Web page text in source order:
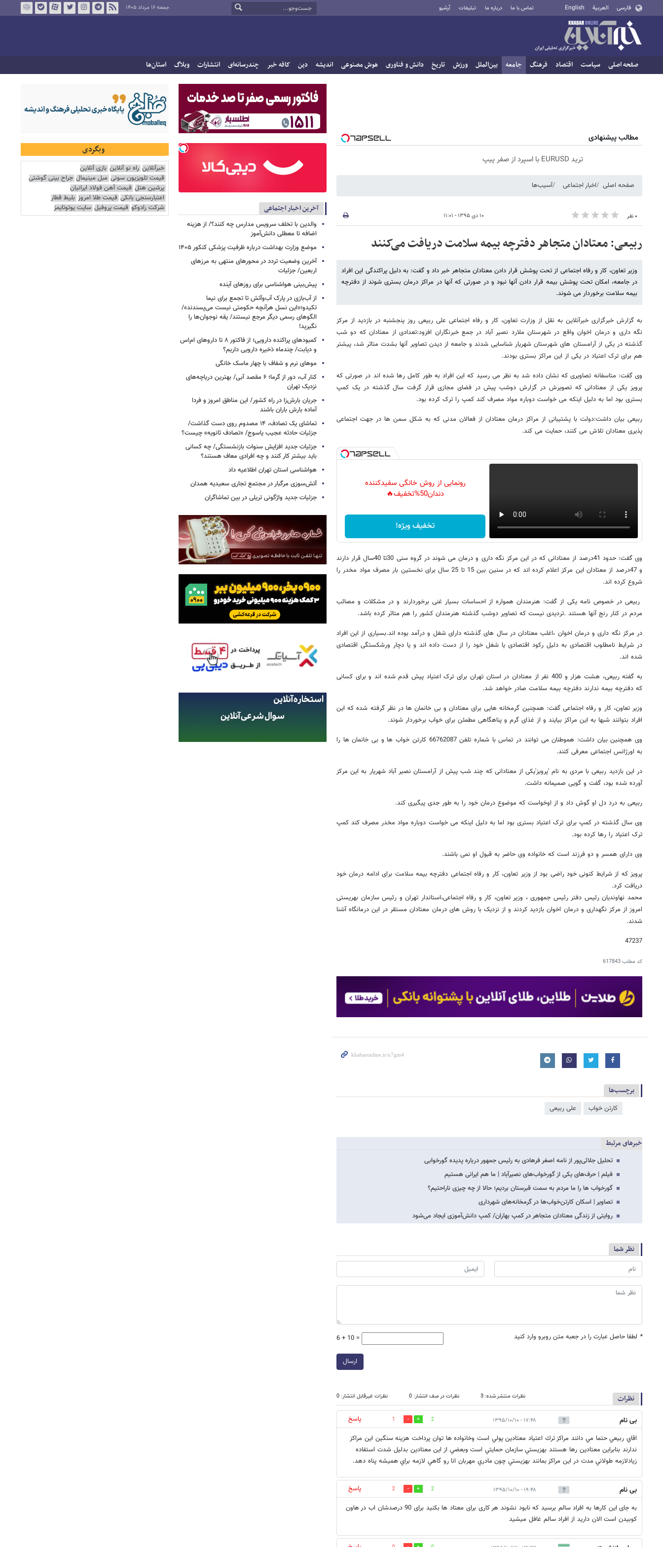
فارسی العربية English تماس با ما درباره ما تبلیغات آرشیو جمعه ۱۶ مرداد ۱۴۰۵
صفحه اصلی سیاست اقتصاد فرهنگ جامعه بین‌الملل ورزش تاریخ دانش و فناوری هوش مصنوعی اندیشه دین کافه خبر چندرسانه‌ای انتشارات وبلاگ استان‌ها
مطالب پیشنهادی
ترید EURUSD با اسپرد از صفر پیپ
صفحه اصلی اخبار اجتماعی آسیب‌ها
۰ نفر ۱۰ دی ۱۳۹۵ - ۱۱:۰۱
ربیعی: معتادان متجاهر دفترچه بیمه سلامت دریافت می‌کنند
وزیر تعاون، کار و رفاه اجتماعی از تحت پوشش قرار دادن معتادان متجاهر خبر داد و گفت: به دلیل پراکندگی این افراد
در جامعه، امکان تحت پوشش بیمه قرار دادن آنها نبود و در صورتی که آنها در مراکز درمان بستری شوند از دفترچه
بیمه سلامت برخوردار می شوند.
به گزارش خبرگزاری خبرآنلاین به نقل از وزارت تعاون، کار و رفاه اجتماعی علی ربیعی روز پنجشنبه در بازدید از مرکز
نگه داری و درمان اخوان واقع در شهرستان ملارد نصیر آباد در جمع خبرنگاران افزود:تعدادی از معتادان که دو شب
گذشته در یکی از آرامستان های شهرستان شهریار شناسایی شدند و جامعه از دیدن تصاویر آنها بشدت متاثر شد، پیشتر
هم برای ترک اعتیاد در یکی از این مراکز بستری بودند.
وی گفت: متاسفانه تصاویری که نشان داده شد به نظر می رسید که این افراد به طور کامل رها شده اند در صورتی که
پرویز یکی از معتادانی که تصویرش در گزارش دوشب پیش در فضای مجازی قرار گرفت سال گذشته در یک کمپ
بستری بود اما به دلیل اینکه می خواست دوباره مواد مصرف کند کمپ را ترک کرده بود.
ربیعی بیان داشت:دولت با پشتیبانی از مراکز درمان معتادان از فعالان مدنی که به شکل سمن ها در جهت اجتماعی
پذیری معتادان تلاش می کنند، حمایت می کند.
رونمایی از روش خانگی سفیدکننده
دندان50%تخفیف🔥
تخفیف ویژه!
وی گفت: حدود 41درصد از معتادانی که در این مرکز نگه داری و درمان می شوند در گروه سنی 30تا 40سال قرار دارند
و 47درصد از معتادان این مرکز اعلام کرده اند که در سنین بین 15 تا 25 سال برای نخستین بار مصرف مواد مخدر را
شروع کرده اند.
ربیعی در خصوص نامه یکی از گفت: هنرمندان همواره از احساسات بسیار غنی برخوردارند و در مشکلات و مصائب
مردم در کنار رنج آنها هستند .تردیدی نیست که تصاویر دوشب گذشته هنرمندان کشور را هم متاثر کرده باشد.
در مرکز نگه داری و درمان اخوان ،اغلب معتادان در سال های گذشته دارای شغل و درآمد بوده اند.بسیاری از این افراد
در شرایط نامطلوب اقتصادی به دلیل رکود اقتصادی یا شغل خود را از دست داده اند و یا دچار ورشکستگی اقتصادی
شده اند.
به گفته ربیعی، هشت هزار و 400 نفر از معتادان در استان تهران برای ترک اعتیاد پیش قدم شده اند و برای کسانی
که دفترچه بیمه ندارند دفترچه بیمه سلامت صادر خواهد شد.
وزیر تعاون، کار و رفاه اجتماعی گفت: همچنین گرمخانه هایی برای معتادان و بی خانمان ها در نظر گرفته شده که این
افراد بتوانند شبها به این مراکز بیایند و از غذای گرم و پناهگاهی مطمئن برای خواب برخوردار شوند.
وی همچنین بیان داشت: هموطنان می توانند در تماس با شماره تلفن 66762087 کارتن خواب ها و بی خانمان ها را
به اورژانس اجتماعی معرفی کنند.
در این بازدید ربیعی با مردی به نام 'پرویز'یکی از معتادانی که چند شب پیش از آرامستان نصیر آباد شهریار به این مرکز
آورده شده بود، گفت و گویی صمیمانه داشت.
ربیعی به درد دل او گوش داد و از اوخواست که موضوع درمان خود را به طور جدی پیگیری کند.
وی سال گذشته در کمپ برای ترک اعتیاد بستری بود اما به دلیل اینکه می خواست دوباره مواد مخدر مصرف کند کمپ
ترک اعتیاد را رها کرده بود.
وی دارای همسر و دو فرزند است که خانواده وی حاضر به قبول او نمی باشند.
پرویز که از شرایط کنونی خود راضی بود از وزیر تعاون، کار و رفاه اجتماعی دفترچه بیمه سلامت برای ادامه درمان خود
دریافت کرد.
محمد نهاوندیان رئیس دفتر رئیس جمهوری ، وزیر تعاون، کار و رفاه اجتماعی،استاندار تهران و رئیس سازمان بهریستی
امروز از مرکز نگهداری و درمان اخوان بازدید کردند و از نزدیک با روش های درمان معتادان مستقر در این درمانگاه آشنا
شدند.
47237
کد مطلب617843
برچسب‌ها
کارتن خواب علی ربیعی
خبرهای مرتبط
تحلیل جلائی‌پور از نامه اصغر فرهادی به رئیس جمهور درباره پدیده گورخوابی
فیلم | حرف‌های یکی از گورخواب‌هاى نصیرآباد | ما هم ایرانی هستیم
گورخواب ها را ما مردم به سمت قبرستان بردیم؛ حالا از چه چیزی ناراحتیم؟
تصاویر | اسکان کارتن‌خواب‌ها در گرمخانه‌های شهرداری
روایتی از زندگی معتادان متجاهر در کمپ بهاران/ کمپ دانش‌آموزی ایجاد می‌شود
نظر شما
* لطفا حاصل عبارت را در جعبه متن روبرو وارد کنید 6 + 10 =
ارسال
نظرات نظرات منتشر شده: 3 نظرات در صف انتشار: 0 نظرات غیرقابل انتشار: 0
بی نام ۱۷:۴۸ - ۱۳۹۵/۱۰/۱۰ 2
1
پاسخ
اقاي ربيعي حتما مي دانند مراكز ترك اعتياد معتادين پولي است وخانواده ها توان پرداخت هزينه سنگين اين مراكز
ندارند بنابراين معتادين رها هستند بهزيستي سازمان حمايتي است وبعضي از اين معتادين بدليل شدت استفاده
زيادلازمه طولاني مدت در اين مراكز بمانند بهزيستي چون مادري مهربان انا رو گاهي لازمه براي هميشه پناه دهد.
بی نام ۱۹:۴۸ - ۱۳۹۵/۱۰/۱۰ 2
2
پاسخ
به جای این کارها به افراد سالم برسید که نابود نشوند هر کاری برای معتاد ها بکنید برای 90 درصدشان اب در هاون
کوبیدن است الان دارید از افراد سالم غافل میشید
آخرین اخبار اجتماعی
والدین با تخلف سرویس مدارس چه کنند؟/ از هزینه
اضافه تا معطلی دانش‌آموز
موضع وزارت بهداشت درباره ظرفیت پزشکی کنکور ۱۴۰۵
آخرین وضعیت تردد در محورهای منتهی به مرزهای
اربعین/ جزئیات
پیش‌بینی هواشناسی برای روزهای آینده
از آب‌بازی در پارک آب‌وآتش تا تجمع برای نیما
تکیدو؛«این نسل هرآنچه حکومتی نیست می‌پسندند»/
الگوهای رسمی دیگر مرجع نیستند/ یقه نوجوان‌ها را
نگیرید!
کمبودهای پراکنده دارویی؛ از فاکتور ۸ تا داروهای ام‌اس
و دیابت/ چندماه ذخیره دارویی داریم؟
موهای نرم و شفاف با چهار ماسک خانگی
کنار آب، دور از گرما؛ ۶ مقصد آبی/ بهترین دریاچه‌های
نزدیک تهران
جریان بارش‌زا در راه کشور/ این مناطق امروز و فردا
آماده بارش باران باشند
تماشای یک تصادف، ۱۴ مصدوم روی دست گذاشت/
جزئیات حادثه عجیب یاسوج/ «تصادف ثانویه» چیست؟
جزئیات جدید افزایش سنوات بازنشستگی/ چه کسانی
باید بیشتر کار کنند و چه افرادی معاف هستند؟
هواشناسی استان تهران اطلاعیه داد
آتش‌سوزی مرگبار در مجتمع تجاری سعیدیه همدان
جزئیات جدید واژگونی تریلی در بین تماشاگران
وبگردی
خبرآنلاین راه نو آنلاین بازی آنلاین
قیمت تلویزیون سونی مبل مینیمال جراح بینی گوشتی
پرشین هتل قیمت آهن فولاد ایرانیان
اعتبارسنجی بانکی قیمت طلا امروز بلیط قطار
شرکت رادوکو قیمت پروفیل سایت یوتوتایمز